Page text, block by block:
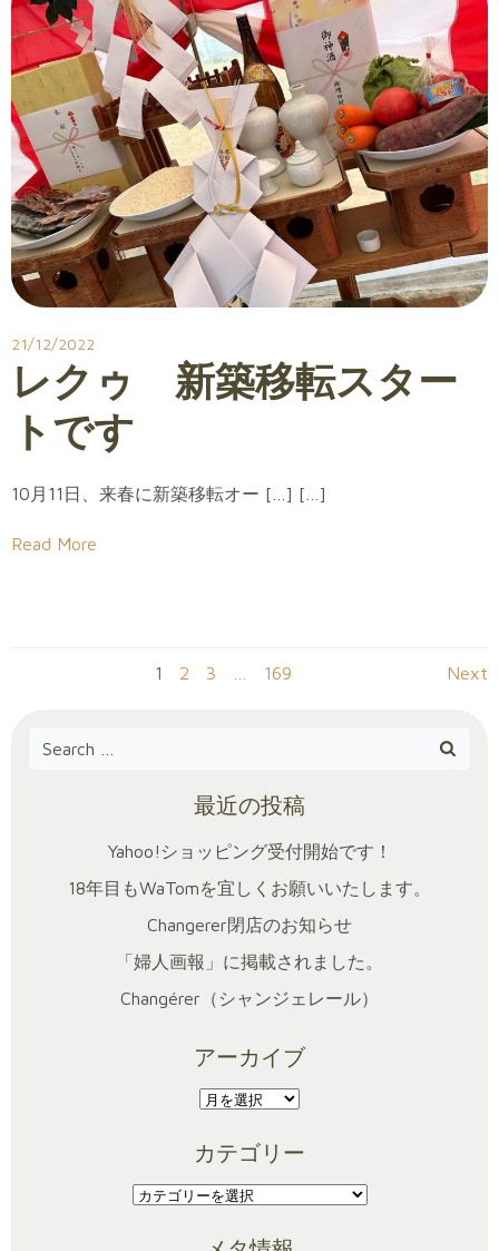
21/12/2022
レクゥ 新築移転スター
トです
10月11日、来春に新築移転オー […] […]
Read More
navigation
Page
1 Page
2 Page
3 Page
169 Next
Search
最近の投稿
Yahoo!ショッピング受付開始です！
18年目もWaTomを宜しくお願いいたします。
Changerer閉店のお知らせ
「婦人画報」に掲載されました。
Changérer（シャンジェレール）
アーカイブ
ア
カ
イ
ブ
カテゴリー
カ